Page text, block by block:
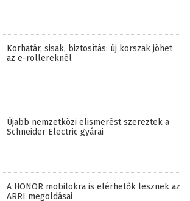
Korhatár, sisak, biztosítás: új korszak jöhet
az e-rollereknél
Újabb nemzetközi elismerést szereztek a
Schneider Electric gyárai
A HONOR mobilokra is elérhetők lesznek az
ARRI megoldásai